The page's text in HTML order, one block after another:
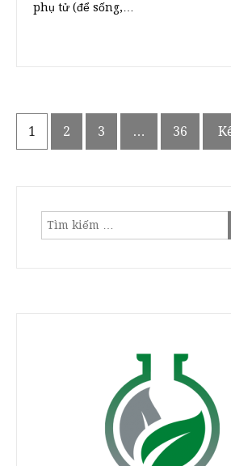
phụ tử (để sống,…
Phân
viết
1 2 3 … 36
Tìm